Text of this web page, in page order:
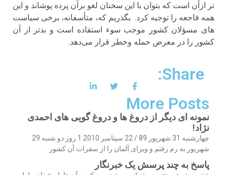
تر ازآن است که بتوان با این سخنان لغو برآن پرده پوشاند و این
همه فاجعه را توجیه کرد. بگذریم که، متأسفانه، برخی سیاست
های مسؤلان کشور موجب سوء استفاده است و بدتر از آن
کشور را در معرض حمله وخطر قرار می‌دهد.
Share:
More Posts
نمونه ای دیگر از دروغ ها و دروغ گویی های احمدی
نژاد!
چهارشنبه 31 شهریور 89 / 22 سپتامبر 2010 1 روز دو شنبه 29
شهریور به رم رفتم و ویزای آلمان را از سفرات آن کشور
پاسخ به چند پرسش یک خبرنگار